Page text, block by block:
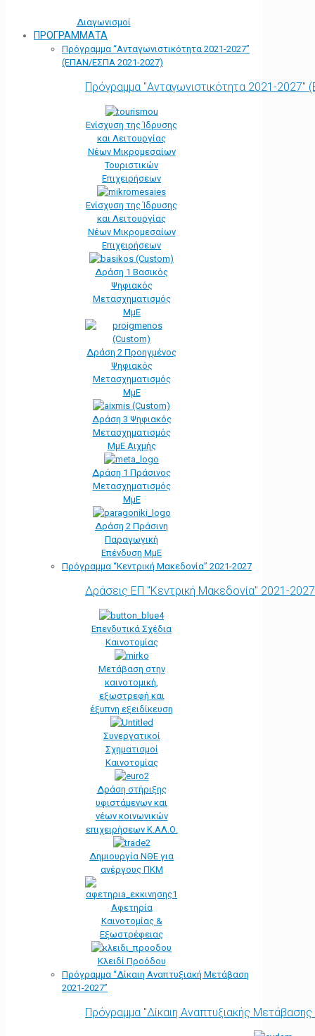
Διαγωνισμοί
ΠΡΟΓΡΑΜΜΑΤΑ
Πρόγραμμα “Ανταγωνιστικότητα 2021-2027”
(ΕΠΑΝ/ΕΣΠΑ 2021-2027)
Πρόγραμμα "Ανταγωνιστικότητα 2021-
Ενίσχυση της Ίδρυσης
και Λειτουργίας
Νέων Μικρομεσαίων
Τουριστικών
Επιχειρήσεων
Ενίσχυση της Ίδρυσης
και Λειτουργίας
Νέων Μικρομεσαίων
Επιχειρήσεων
Δράση 1 Βασικός
Ψηφιακός
Μετασχηματισμός
ΜμΕ
Δράση 2 Προηγμένος
Ψηφιακός
Μετασχηματισμός
ΜμΕ
Δράση 3 Ψηφιακός
Μετασχηματισμός
ΜμΕ Αιχμής
Δράση 1 Πράσινος
Μετασχηματισμός
ΜμΕ
Δράση 2 Πράσινη
Παραγωγική
Επένδυση ΜμΕ
Πρόγραμμα “Κεντρική Μακεδονία” 2021-2027
Δράσεις ΕΠ "Κεντρική Μακεδονία" 2021-2027
Επενδυτικά Σχέδια
Καινοτομίας
Μετάβαση στην
καινοτομική,
εξωστρεφή και
έξυπνη εξειδίκευση
Συνεργατικοί
Σχηματισμοί
Καινοτομίας
Δράση στήριξης
υφιστάμενων και
νέων κοινωνικών
επιχειρήσεων Κ.ΑΛ.Ο.
Δημιουργία ΝΘΕ για
ανέργους ΠΚΜ
Αφετηρία
Kαινοτομίας &
Εξωστρέφειας
Κλειδί Προόδου
Πρόγραμμα “Δίκαιη Αναπτυξιακή Μετάβαση
2021-2027”
Πρόγραμμα "Δίκαιη Αναπτυξιακής